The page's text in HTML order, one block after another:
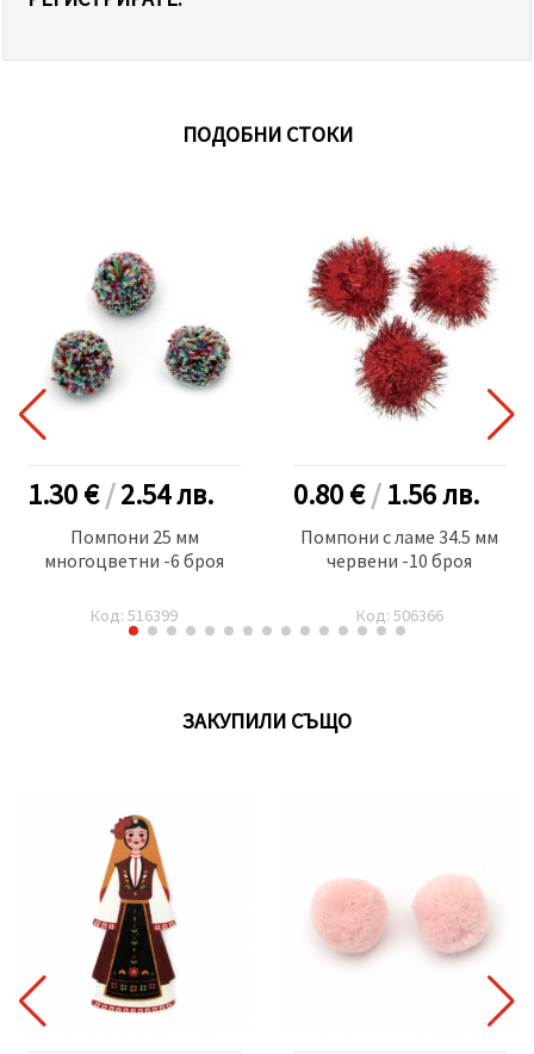
ПОДОБНИ СТОКИ
1.30 €/2.54лв.
Помпони 25 мм
многоцветни -6 броя
Код: 516399
0.80 €/1.56лв.
Помпони с ламе 34.5 мм
червени -10 броя
Код: 506366
ЗАКУПИЛИ СЪЩО